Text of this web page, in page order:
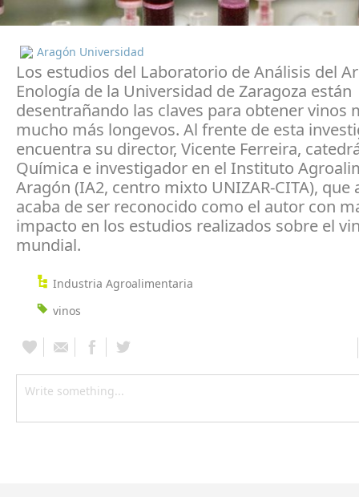
Aragón Universidad
Los estudios del Laboratorio de Análisis del
Enología de la Universidad de Zaragoza están
desentrañando las claves para obtener vinos
mucho más longevos. Al frente de esta
encuentra su director, Vicente Ferreira,
Química e investigador en el Instituto
Aragón (IA2, centro mixto UNIZAR-CITA), que
acaba de ser reconocido como el autor con
impacto en los estudios realizados sobre el
mundial.
Industria Agroalimentaria
vinos